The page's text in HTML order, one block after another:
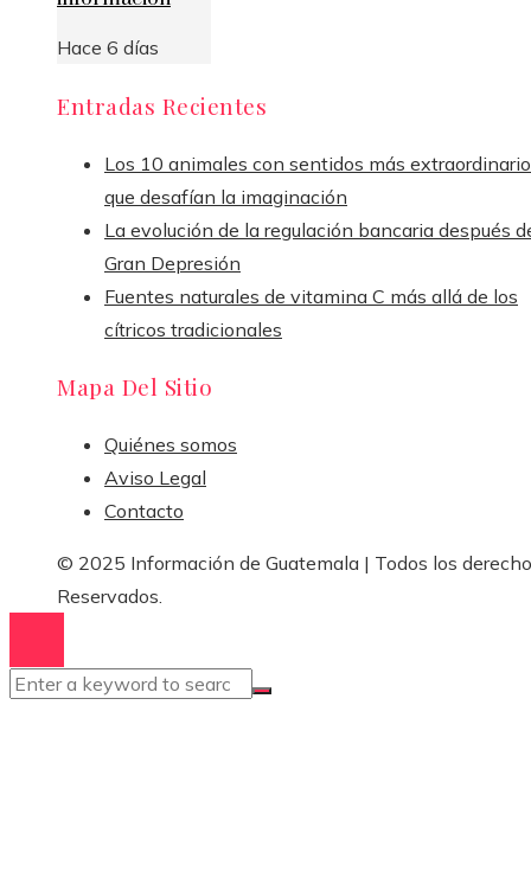
Hace 6 días
Entradas Recientes
Los 10 animales con sentidos más
que desafían la imaginación
La evolución de la regulación bancaria después
Gran Depresión
Fuentes naturales de vitamina C más allá de los
cítricos tradicionales
Mapa Del Sitio
Quiénes somos
Aviso Legal
Contacto
© 2025 Información de Guatemala | Todos los
Reservados.